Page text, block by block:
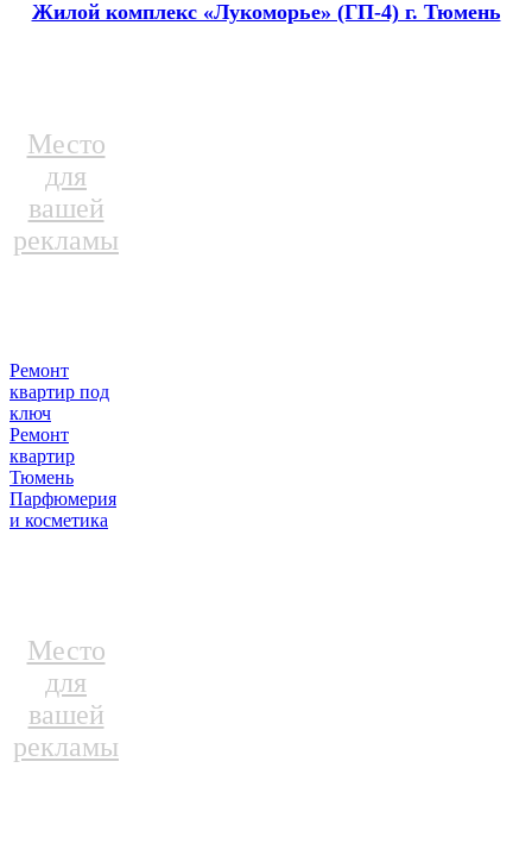
Жилой комплекс «Лукоморье» (ГП-4) г. Тюмень
Место
для
вашей
рекламы
Ремонт
квартир под
ключ
Ремонт
квартир
Тюмень
Парфюмерия
и косметика
Место
для
вашей
рекламы